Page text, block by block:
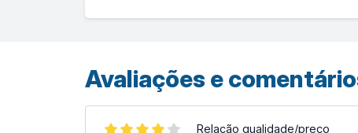
Avaliações e
Relação qualidade/preço